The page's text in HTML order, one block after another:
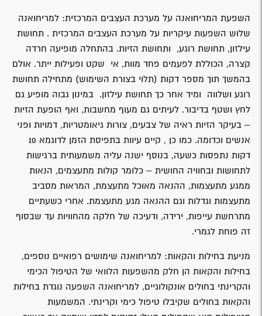
השפעת המריחואנה על מערכת העצבים המרכזית: למריחואנה
שלוש השפעות עיקריות על מערכת העצבים המרכזית . תחושת
עילזון, תחושת רוגע, ותחושת הזיות. בהתחלה מופיעה חרדה
קצרה, הכוללת לפעמים פחד מוות, אי שקט ופעילות ייתר. אולם
בהמשך תוך מספר דקות (תלוי בצורת השימוש) מתחילה תחושת
רוגע ושלווה ומיד אחר כך תחושת עילזון. במינון גבוה מופיע גם
לחץ ושטף בדיבור. לעיתים גם מעוף מחשבות, ואף הופעת הזיות
– בעיקר הזיות ראיה של צבעים, צורות גיאומטריות, דמויות ופני
אנשים וכדומה. כמו כן , קיים עיוות בתפיסת הזמן לדוגמא 10
דקות נתפסות כשעה, בנוסף ישנה עליה משמעותית ברגישות
לתחושות ובחוויה החושית – כלומר קולות מתעצמים, הנאות
ממגע מתעצמות, ההנאה מאוכל מתעצמת, המראות מסביב
מתעצמות וגדלות וגם ההנאה מגע מתעצמת. אחרי כשעתיים
מתרחשת עייפות, ירידה, ודעיכה של חלקה מהחוויות עד שבסוף
זה פוחת לגמרי.
מניעת בחילות והקאות: למריחואנה שימושים רפואיים נוספים,
בחילות והקאות הן חלק מהשפעות הלוואי של הטיפול הכימי
והקרינתי בחולים אונקולוגיים, למריחואנה השפעה נוגדת בחילות
והקאות בחולים שקיבלו טיפול כימי וקרינתי. המשמעות